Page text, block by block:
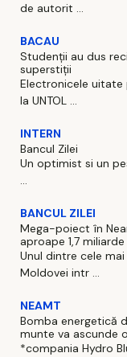
de autorit ...
BACAU
Studenții au dus
superstiții
Electronicele
la UNTOL ...
INTERN
Bancul Zilei
Un optimist si un
...
BANCUL ZILEI
Mega-poiect în
aproape 1,7
Unul dintre cele
Moldovei intr ...
NEAMT
Bomba energetică
munte va ascunde
*compania Hydro